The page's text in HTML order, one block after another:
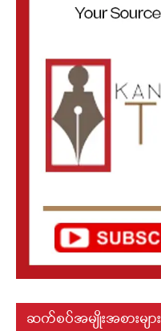
ဆက်စပ်အမျိုးအစားများ